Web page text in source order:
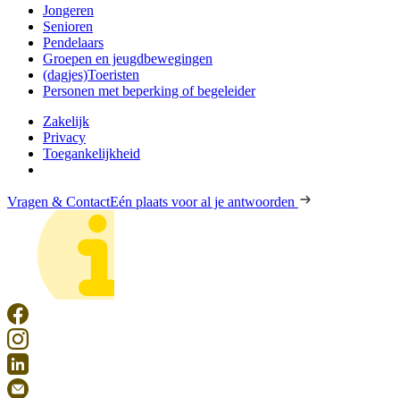
Jongeren
Senioren
Pendelaars
Groepen en jeugdbewegingen
(dagjes)Toeristen
Personen met beperking of begeleider
Zakelijk
Privacy
Toegankelijkheid
Vragen & ContactEén plaats voor al je antwoorden